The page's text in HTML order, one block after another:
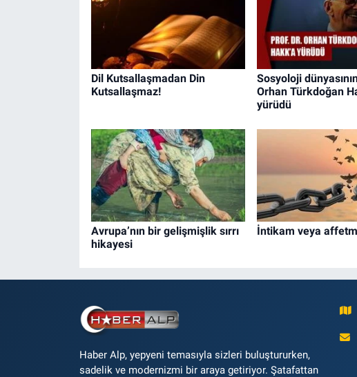
Dil Kutsallaşmadan Din
Kutsallaşmaz!
Sosyoloji
Orhan Türkdoğan
yürüdü
Avrupa’nın bir gelişmişlik sırrı
hikayesi
İntikam veya
Haber Alp, yepyeni temasıyla sizleri buluştururken,
sadelik ve modernizmi bir araya getiriyor. Şatafattan